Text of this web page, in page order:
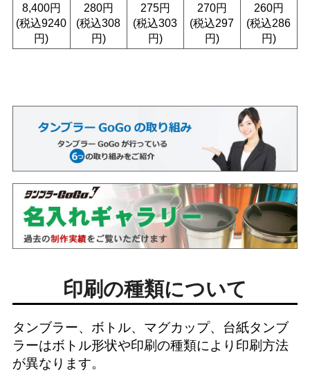
8,400円
(税込9240
円)
280円
(税込308
円)
275円
(税込303
円)
270円
(税込297
円)
260円
(税込286
円)
印刷の種類について
タンブラー、ボトル、マグカップ、台紙タンブ
ラーはボトル形状や印刷の種類により印刷方法
が異なります。